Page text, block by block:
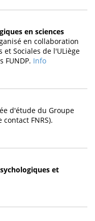
en sciences
en collaboration
et Sociales de l'ULiège
FUNDP. Info
d'étude du Groupe
FNRS).
et